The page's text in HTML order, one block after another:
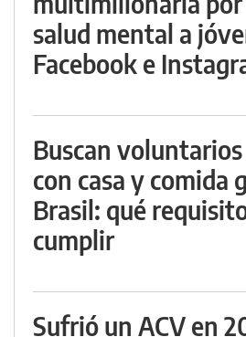
salud mental a
Facebook e
Buscan
con casa y comida
Brasil: qué
cumplir
Sufrió un ACV en